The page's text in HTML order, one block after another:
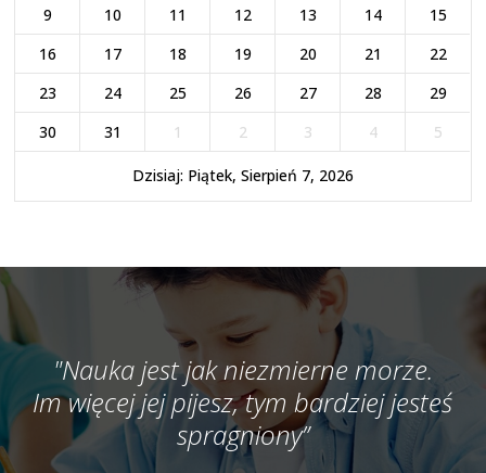
9
10 11 12 13 14
15
16
17 18 19 20 21
22
23
24 25 26 27 28
29
30
31 1 2 3 4 5
Dzisiaj: Piątek, Sierpień 7, 2026
"Nauka jest jak niezmierne morze.
Im więcej jej pijesz, tym bardziej jesteś
spragniony”